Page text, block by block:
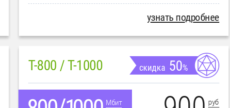
узнать подробнее
T-800 / T-1000 скидка 50%
Мбит
руб